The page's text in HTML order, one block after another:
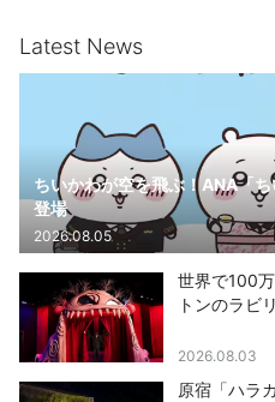
Latest News
ちいかわが空を飛ぶ！ANA「
登場
2026.08.05
世界で100
トンのラビ
2026.08.03
原宿「ハラ